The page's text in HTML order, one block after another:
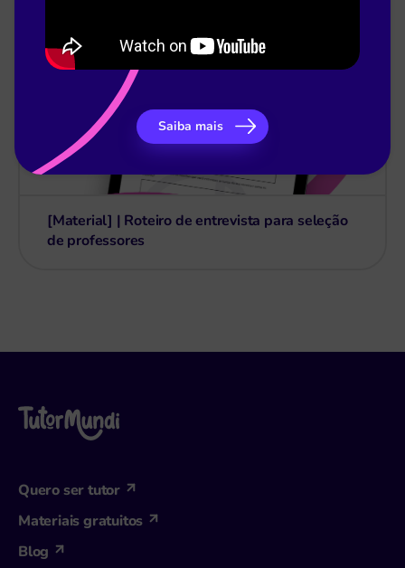
[Material] | Roteiro de entrevista para seleção
de professores
Quero ser tutor
Materiais gratuitos
Blog
Saiba mais